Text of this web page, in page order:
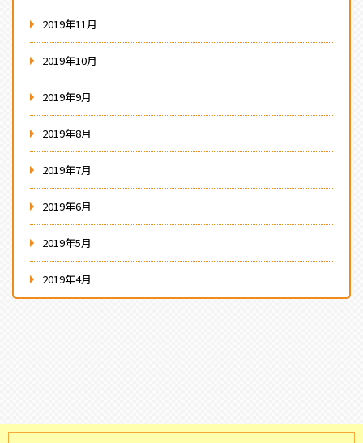
2019年11月
2019年10月
2019年9月
2019年8月
2019年7月
2019年6月
2019年5月
2019年4月